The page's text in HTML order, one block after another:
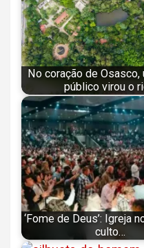
No coração de Osasco,
público virou o
‘Fome de Deus’: Igreja
culto…